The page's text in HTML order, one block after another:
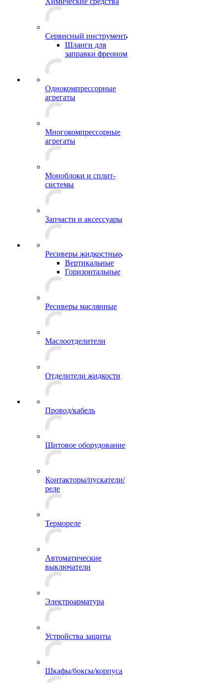
Сервисный инструмент
Шланги для
заправки фреоном
Однокомпрессорные
агрегаты
Многокомпрессорные
агрегаты
Моноблоки и сплит-
системы
Запчасти и аксессуары
Ресиверы жидкостные
Вертикальные
Горизонтальные
Ресиверы маслянные
Маслоотделители
Отделители жидкости
Провод/кабель
Щитовое оборудование
Контакторы/пускатели/
реле
Термореле
Автоматические
выключатели
Электроарматура
Устройства защиты
Шкафы/боксы/корпуса